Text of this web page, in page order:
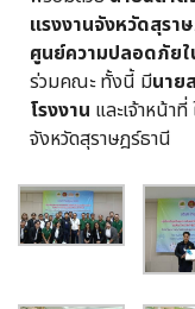
แรงงานจังหวัดสุรา
ศูนย์ความปลอดภัยใ
ร่วมคณะ ทั้งนี้ มีนาย
โรงงาน และเจ้าหน้
จังหวัดสุราษฎร์ธานี